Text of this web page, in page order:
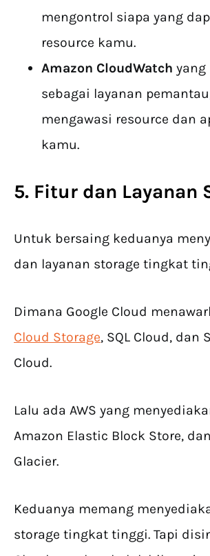
mengontrol siapa yang
resource kamu.
Amazon CloudWatch yang
sebagai layanan
mengawasi resource dan
kamu.
5. Fitur dan Layanan
Untuk bersaing keduanya
dan layanan storage tingkat
Dimana Google Cloud
Cloud Storage, SQL Cloud, dan
Cloud.
Lalu ada AWS yang
Amazon Elastic Block Store,
Glacier.
Keduanya memang
storage tingkat tinggi. Tapi